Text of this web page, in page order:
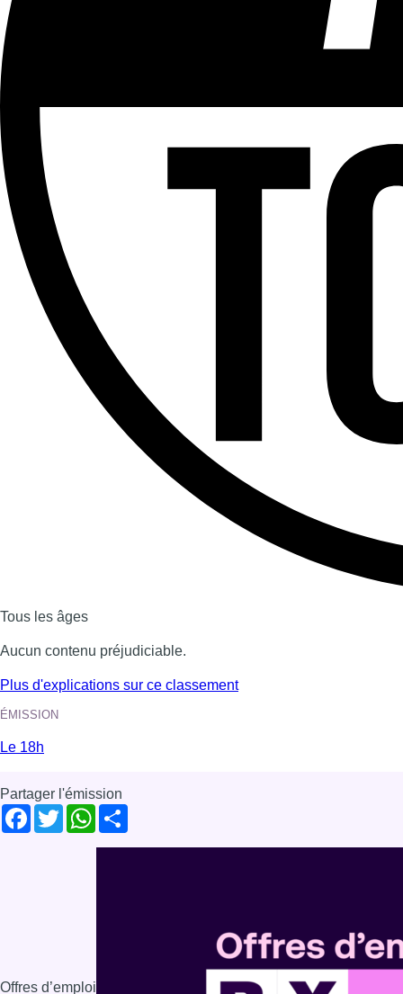
Tous les âges
Aucun contenu préjudiciable.
Plus d'explications sur ce classement
ÉMISSION
Le 18h
Partager l'émission
Facebook
TwitterWhatsApp
Offres d’emploi